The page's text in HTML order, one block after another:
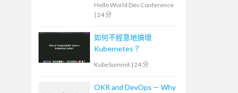
Hello World Dev Conference
| 24 分
如何不經意地搞壞
Kubernetes？
KubeSummit | 24 分
OKR and DevOps — Why